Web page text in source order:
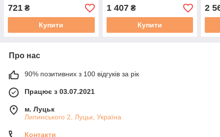
721 ₴
Купити
1 407₴
Купити
2
Про нас
90% позитивних з 100 відгуків за рік
Працює з 03.07.2021
м. Луцьк
Липинського 2, Луцьк, Україна
Контакти